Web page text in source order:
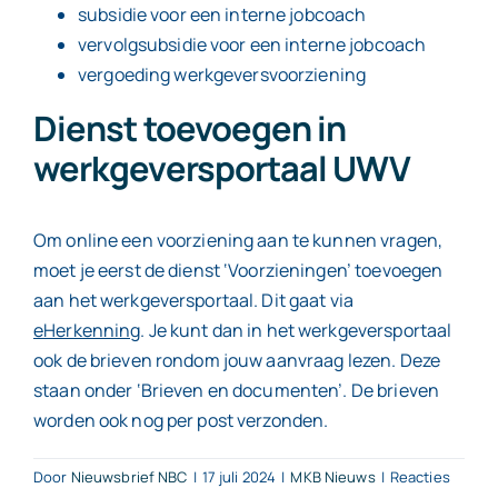
subsidie voor een interne jobcoach
vervolgsubsidie voor een interne jobcoach
vergoeding werkgeversvoorziening
Dienst toevoegen in
werkgeversportaal UWV
Om online een voorziening aan te kunnen vragen,
moet je eerst de dienst ‘Voorzieningen’ toevoegen
aan het werkgeversportaal. Dit gaat via
eHerkenning. Je kunt dan in het werkgeversportaal
ook de brieven rondom jouw aanvraag lezen. Deze
staan onder ‘Brieven en documenten’. De brieven
worden ook nog per post verzonden.
Door Nieuwsbrief NBC | 17 juli 2024 | MKB Nieuws | Reacties